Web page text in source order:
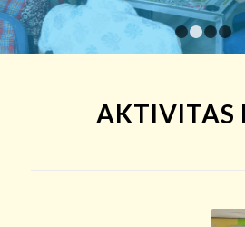
AKTIVITAS